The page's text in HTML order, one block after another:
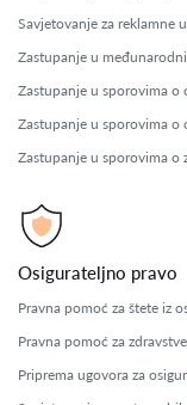
Savjetovanje za reklamne
Zastupanje u
Zastupanje u sporovima o
Zastupanje u sporovima o
Zastupanje u sporovima o
Osigurateljno pravo
Pravna pomoć za štete iz
Pravna pomoć za
Priprema ugovora za